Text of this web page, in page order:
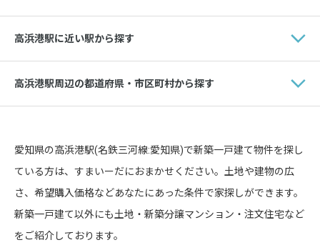
高浜港駅に近い駅から探す
高浜港駅周辺の都道府県・市区町村から探す
愛知県の高浜港駅(名鉄三河線:愛知県)で新築一戸建て物件を探し
ている方は、すまいーだにおまかせください。土地や建物の広
さ、希望購入価格などあなたにあった条件で家探しができます。
新築一戸建て以外にも土地・新築分譲マンション・注文住宅など
をご紹介しております。